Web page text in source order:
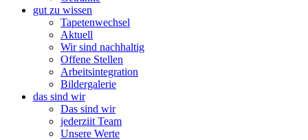
gut zu wissen
Tapetenwechsel
Aktuell
Wir sind nachhaltig
Offene Stellen
Arbeitsintegration
Bildergalerie
das sind wir
Das sind wir
jederziit Team
Unsere Werte